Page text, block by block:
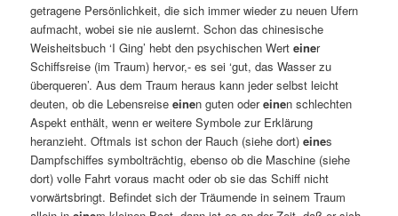
getragene Persönlichkeit, die sich immer wieder zu neuen Ufern
aufmacht, wobei sie nie auslernt. Schon das chinesische
Weisheitsbuch ‘I Ging’ hebt den psychischen Werteiner
Schiffsreise (im Traum) hervor,- es sei ‘gut, das Wasser zu
überqueren’. Aus dem Traum heraus kann jeder selbst leicht
deuten, ob die Lebensreiseeinen guten odereinen schlechten
Aspekt enthält, wenn er weitere Symbole zur Erklärung
heranzieht. Oftmals ist schon der Rauch (siehe dort)eines
Dampfschiffes symbolträchtig, ebenso ob die Maschine (siehe
dort) volle Fahrt voraus macht oder ob sie das Schiff nicht
vorwärtsbringt. Befindet sich der Träumende in seinem Traum